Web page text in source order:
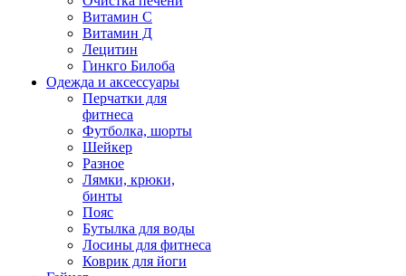
Витамин С
Витамин Д
Лецитин
Гинкго Билоба
Одежда и аксессуары
Перчатки для
фитнеса
Футболка, шорты
Шейкер
Разное
Лямки, крюки,
бинты
Пояс
Бутылка для воды
Лосины для фитнеса
Коврик для йоги